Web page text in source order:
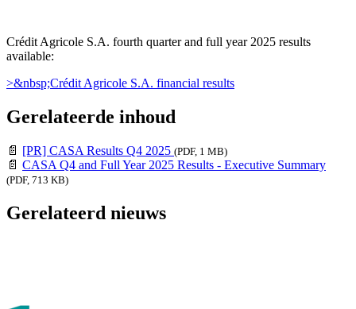
Crédit Agricole S.A. fourth quarter and full year 2025 results
available:
>&nbsp;Crédit Agricole S.A. financial results
Gerelateerde inhoud
📄 [PR] CASA Results Q4 2025 (PDF, 1 MB)
📄 CASA Q4 and Full Year 2025 Results - Executive Summary
(PDF, 713 KB)
Gerelateerd nieuws